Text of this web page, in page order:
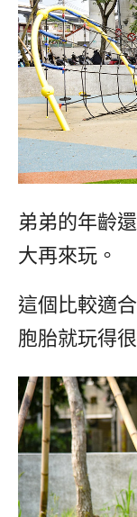
弟弟的年齡
大再來玩。
這個比較適
胞胎就玩得